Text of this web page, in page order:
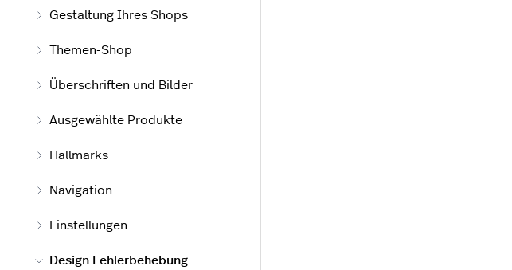
Gestaltung Ihres Shops
Themen-Shop
Überschriften und Bilder
Ausgewählte Produkte
Hallmarks
Navigation
Einstellungen
Design Fehlerbehebung